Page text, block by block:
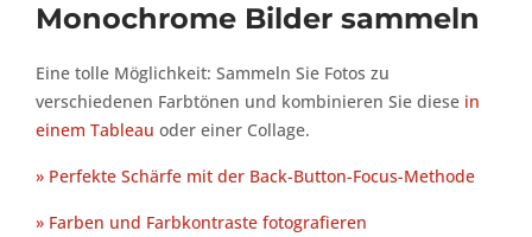
Monochrome Bilder sammeln
Eine tolle Möglichkeit: Sammeln Sie Fotos zu
verschiedenen Farbtönen und kombinieren Sie diese in
einem Tableau oder einer Collage.
» Perfekte Schärfe mit der Back-Button-Focus-Methode
» Farben und Farbkontraste fotografieren